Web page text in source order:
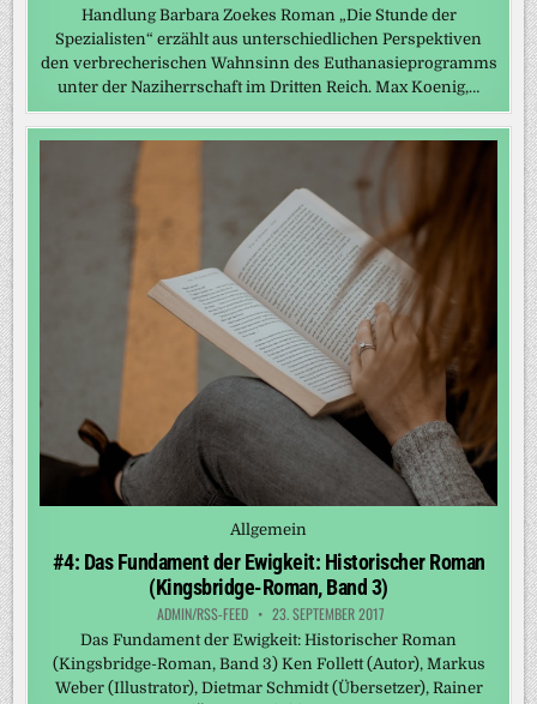
Handlung Barbara Zoekes Roman „Die Stunde der
Spezialisten“ erzählt aus unterschiedlichen Perspektiven
den verbrecherischen Wahnsinn des Euthanasieprogramms
unter der Naziherrschaft im Dritten Reich. Max Koenig,…
Posted
Allgemein
#4: Das Fundament der Ewigkeit: Historischer Roman
(Kingsbridge-Roman, Band 3)
ADMIN/RSS-FEED 23. SEPTEMBER 2017
Das Fundament der Ewigkeit: Historischer Roman
(Kingsbridge-Roman, Band 3) Ken Follett (Autor), Markus
Weber (Illustrator), Dietmar Schmidt (Übersetzer), Rainer